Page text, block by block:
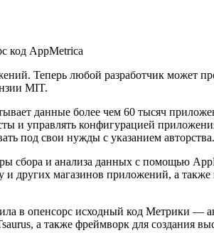
Теперь любой разработчик может
MIT.
данные более чем 60 тысяч
и управлять конфигурацией
под свои нужды с указанием авторства.
сбора и анализа данных с помощью
других магазинов приложений, а
в опенсорс исходный код Метрики —
а также фреймворк для создания